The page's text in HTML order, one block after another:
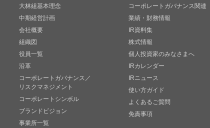
大林組基本理念
中期経営計画
会社概要
組織図
役員一覧
沿革
コーポレートガバナンス／
リスクマネジメント
コーポレートシンボル
ブランドビジョン
事業所一覧
コーポレートガバナンス関連
業績・財務情報
IR資料集
株式情報
個人投資家のみなさまへ
IRカレンダー
IRニュース
使い方ガイド
よくあるご質問
免責事項